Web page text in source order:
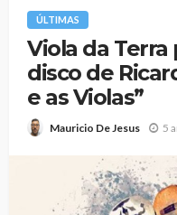
ÚLTIMAS
Viola da
disco de
e as Violas”
Mauricio De Jesus 5